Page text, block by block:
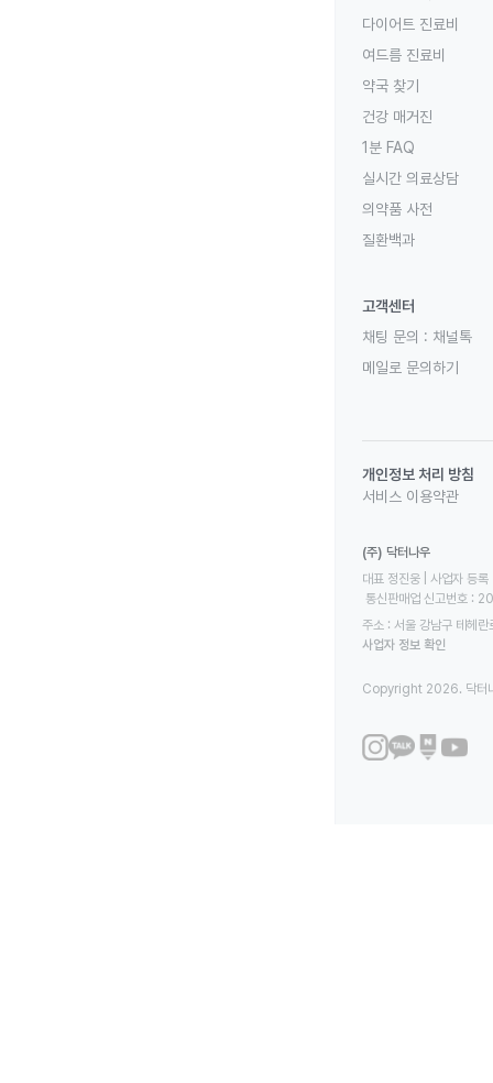
다이어트 진료비
여드름 진료비
약국 찾기
건강 매거진
1분 FAQ
실시간 의료상담
의약품 사전
질환백과
고객센터
채팅 문의 : 채널톡
메일로 문의하기
개인정보 처리 방침
서비스 이용약관
(주) 닥터나우
대표 정진웅 | 사업자
통신판매업 신고번호
주소 : 서울 강남구 테헤
사업자 정보 확인
Copyright 2026. 닥터